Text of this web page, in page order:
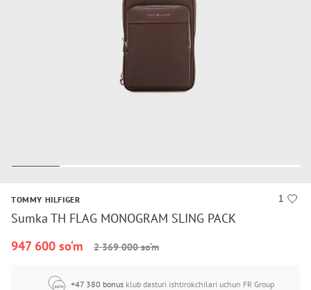
1
TOMMY HILFIGER
Sumka TH FLAG MONOGRAM SLING PACK
947 600 so‘m
2 369 000 so‘m
+47 380 bonus klub dasturi ishtirokchilari uchun FR Group